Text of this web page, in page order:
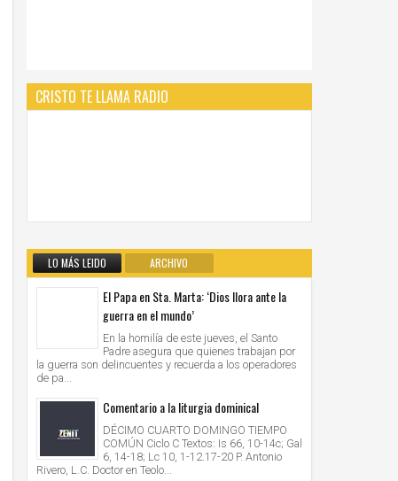
CRISTO TE LLAMA RADIO
LO MÁS LEIDO ARCHIVO
El Papa en Sta. Marta: ‘Dios llora ante la
guerra en el mundo’
En la homilía de este jueves, el Santo
Padre asegura que quienes trabajan por
la guerra son delincuentes y recuerda a los operadores
de pa...
Comentario a la liturgia dominical
DÉCIMO CUARTO DOMINGO TIEMPO
COMÚN Ciclo C Textos: Is 66, 10-14c; Gal
6, 14-18; Lc 10, 1-12.17-20 P. Antonio
Rivero, L.C. Doctor en Teolo...